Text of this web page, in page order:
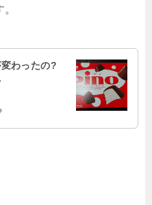
わったの?